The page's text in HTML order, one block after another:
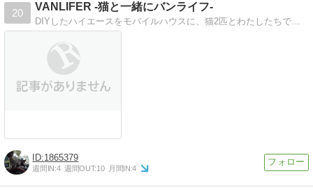
20
VANLIFER -猫と一緒にバンライフ-
DIYしたハイエースをモバイルハウスに、猫2匹とわたしたちで暮らしています。 大自然の中、アースバックを作りながらのバンライフを送っています。 サーフトリッ…
1865379
週間IN:4 週間OUT:10 月間IN:4